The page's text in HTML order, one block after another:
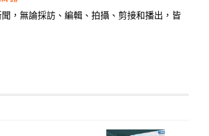
，無論採訪、編輯、拍攝、剪接和播出，皆